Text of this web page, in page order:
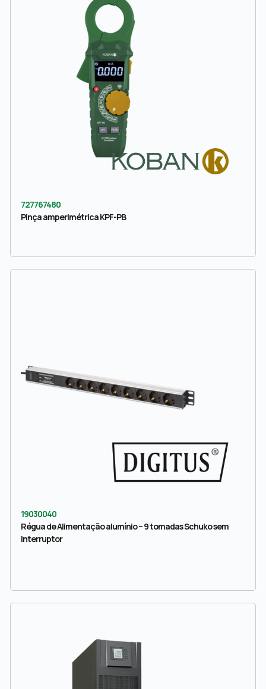
727767480
Pinça amperimétrica KPF-PB
19030040
Régua de Alimentação alumínio – 9 tomadas Schuko sem
interruptor